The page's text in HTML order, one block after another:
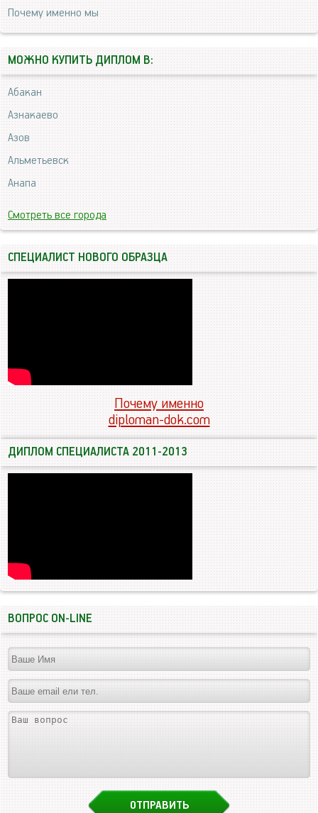
Почему именно мы
МОЖНО КУПИТЬ ДИПЛОМ В:
Абакан
Азнакаево
Азов
Альметьевск
Анапа
Смотреть все города
СПЕЦИАЛИСТ НОВОГО ОБРАЗЦА
Почему именно
diploman-dok.com
ДИПЛОМ СПЕЦИАЛИСТА 2011-2013
ВОПРОС ON-LINE